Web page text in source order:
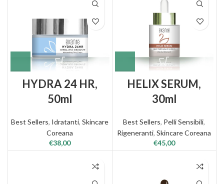
HYDRA 24 HR,
50ml
Best Sellers, Idratanti,Skincare
Coreana
€38,00
HELIX SERUM,
30ml
Best Sellers, Pelli Sensibili,
Rigeneranti,Skincare Coreana
€45,00